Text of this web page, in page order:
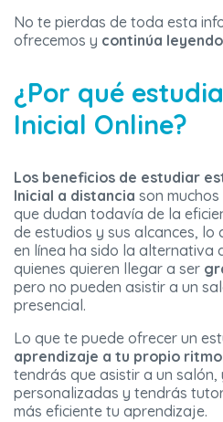
No te pierdas de toda esta
ofrecemos y continúa
¿Por qué
Inicial Online?
Los beneficios de estudiar
Inicial a distancia son
que dudan todavía de la
de estudios y sus alcances, lo
en línea ha sido la alternativa
quienes quieren llegar a ser
pero no pueden asistir a un
presencial.
Lo que te puede ofrecer un
aprendizaje a tu propio
tendrás que asistir a un
personalizadas y tendrás
más eficiente tu aprendizaje.